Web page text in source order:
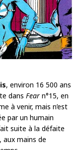
, environ 16 500 ans
dans Fear n°15, en
à venir, mais n’est
par un humain
suite à la défaite
aux mains de